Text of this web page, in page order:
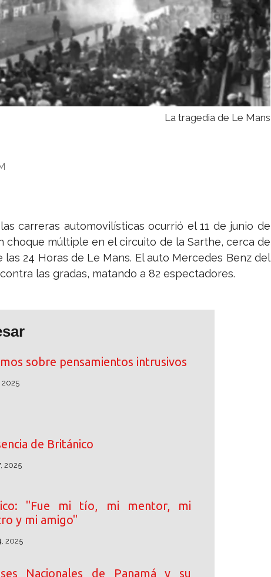
La tragedia de Le Mans
carreras automovilísticas ocurrió el 11 de junio de
choque múltiple en el circuito de la Sarthe, cerca de
24 Horas de Le Mans. El auto Mercedes Benz del
las gradas, matando a 82 espectadores.
sobre pensamientos intrusivos
2025
de Británico
2025
"Fue mi tío, mi mentor, mi
y mi amigo"
2025
Nacionales de Panamá y su